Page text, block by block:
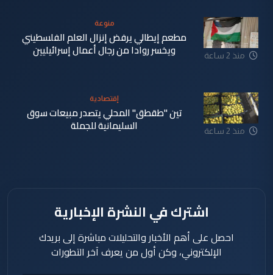
منذ 2 ساعة
منوعة
مطعم إيطالي يرفض إنزال العلم الفلسطيني
ويخسر روادا من رجال أعمال إسرائيليين
منذ 2 ساعة
إقتصادية
تين "طقطق" المحلي يتصدر مبيعات سوق
السليمانية للجملة
اشترك في النشرة الإخبارية
احصل على أهم الأخبار والتحليلات مباشرة إلى بريدك
الإلكتروني، وكن أول من يعرف آخر التطورات